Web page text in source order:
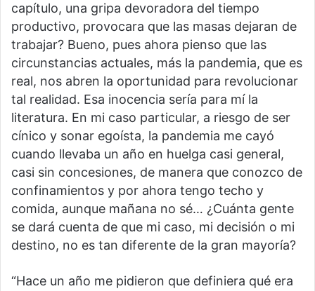
capítulo, una gripa devoradora del tiempo
productivo, provocara que las masas dejaran de
trabajar? Bueno, pues ahora pienso que las
circunstancias actuales, más la pandemia, que es
real, nos abren la oportunidad para revolucionar
tal realidad. Esa inocencia sería para mí la
literatura. En mi caso particular, a riesgo de ser
cínico y sonar egoísta, la pandemia me cayó
cuando llevaba un año en huelga casi general,
casi sin concesiones, de manera que conozco de
confinamientos y por ahora tengo techo y
comida, aunque mañana no sé… ¿Cuánta gente
se dará cuenta de que mi caso, mi decisión o mi
destino, no es tan diferente de la gran mayoría?
“Hace un año me pidieron que definiera qué era